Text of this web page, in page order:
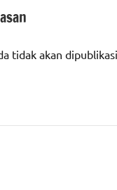
tidak akan